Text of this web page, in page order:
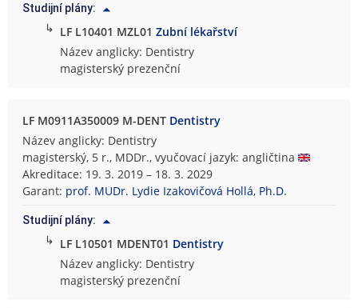
Studijní plány:
↳ LF L10401 MZL01Zubní lékařství
Název anglicky: Dentistry
magisterský prezenční
LF M0911A350009 M-DENT Dentistry
Název anglicky: Dentistry
magisterský, 5 r., MDDr., vyučovací jazyk: angličtina
Akreditace: 19. 3. 2019 – 18. 3. 2029
Garant: prof. MUDr. Lydie Izakovičová Hollá, Ph.D.
Studijní plány:
↳ LF L10501 MDENT01 Dentistry
Název anglicky: Dentistry
magisterský prezenční